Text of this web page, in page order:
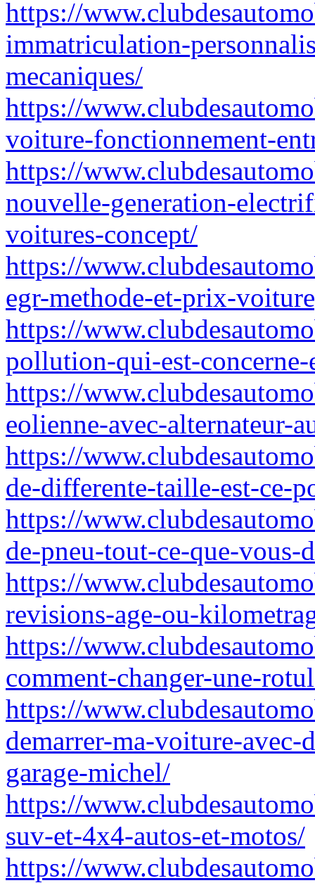
https://
immatriculation-
mecaniques/
https://
voiture-fonctionnement-
https://
nouvelle-generation-
voitures-concept/
https://
egr-methode-et-prix-
https://
pollution-qui-est-
https://
eolienne-avec-alternateur-
https://
de-differente-taille-est-ce-
https://
de-pneu-tout-ce-que-vous-
https://
revisions-age-ou-
https://
comment-changer-une-
https://
demarrer-ma-voiture-avec-
garage-michel/
https://
suv-et-4x4-autos-et-motos/
https://